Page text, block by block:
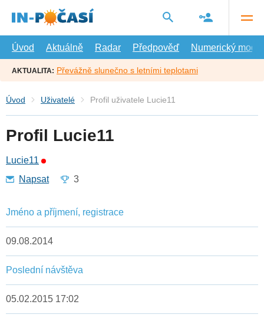
hlavní
Úvod
Aktuálně Radar Předpověď Numerický model
AKTUALITA: Převážně slunečno s letními teplotami
Úvod Uživatelé Profil uživatele Lucie11
Profil Lucie11
Lucie11
Napsat
3
Jméno a příjmení, registrace
09.08.2014
Poslední návštěva
05.02.2015 17:02